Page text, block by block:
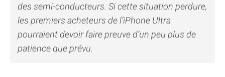
des semi-conducteurs. Si cette situation perdure,
les premiers acheteurs de l’iPhone Ultra
pourraient devoir faire preuve d’un peu plus de
patience que prévu.